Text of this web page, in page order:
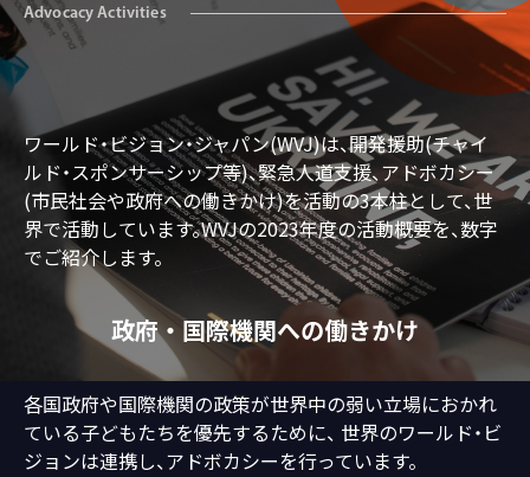
Advocacy Activities
ワールド・ビジョン・ジャパン(WVJ)は、開発援助(チャイ
ルド・スポンサーシップ等)、緊急人道支援、アドボカシー
(市民社会や政府への働きかけ)を活動の3本柱として、世
界で活動しています。WVJの2023年度の活動概要を、数字
でご紹介します。
政府・国際機関への働きかけ
各国政府や国際機関の政策が世界中の弱い立場におかれ
ている子どもたちを優先するために、 世界のワールド・ビ
ジョンは連携し、アドボカシーを行っています。